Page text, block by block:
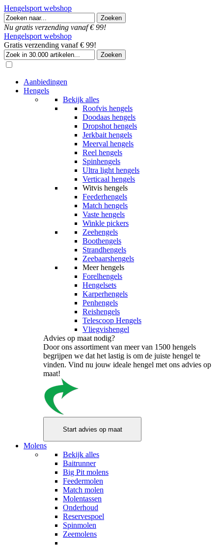
Hengelsport webshop
Nu gratis verzending vanaf € 99!
Hengelsport webshop
Gratis verzending vanaf € 99!
Aanbiedingen
Hengels
Bekijk alles
Roofvis hengels
Doodaas hengels
Dropshot hengels
Jerkbait hengels
Meerval hengels
Reel hengels
Spinhengels
Ultra light hengels
Verticaal hengels
Witvis hengels
Feederhengels
Match hengels
Vaste hengels
Winkle pickers
Zeehengels
Boothengels
Strandhengels
Zeebaarshengels
Meer hengels
Forelhengels
Hengelsets
Karperhengels
Penhengels
Reishengels
Telescoop Hengels
Vliegvishengel
Advies op maat nodig?
Door ons assortiment van meer van 1500 hengels
begrijpen we dat het lastig is om de juiste hengel te
vinden. Vind nu jouw ideale hengel met ons advies op
maat!
Molens
Bekijk alles
Baitrunner
Big Pit molens
Feedermolen
Match molen
Molentassen
Onderhoud
Reservespoel
Spinmolen
Zeemolens